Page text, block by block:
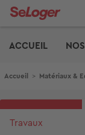
Aller
ACCUEIL
Fil d'Ariane
Accueil > Matériaux &
Travaux